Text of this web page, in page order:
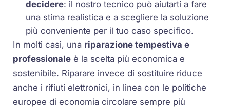
decidere: il nostro tecnico può aiutarti a fare
una stima realistica e a scegliere la soluzione
più conveniente per il tuo caso specifico.
In molti casi, una riparazione tempestiva e
professionale è la scelta più economica e
sostenibile. Riparare invece di sostituire riduce
anche i rifiuti elettronici, in linea con le politiche
europee di economia circolare sempre più